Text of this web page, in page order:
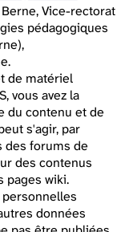
Vice-rectorat
pédagogiques
de matériel
vous avez la
du contenu et de
s'agir, par
des forums de
des contenus
pages wiki.
données